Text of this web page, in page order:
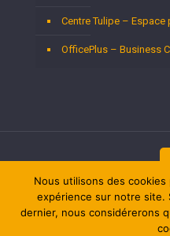
Centre Tulipe –
OfficePlus – Business
Copyright © 2026
Privium – Des services
psychologues,
Nous utilisons des
expérience sur notre site.
dernier, nous considérerons